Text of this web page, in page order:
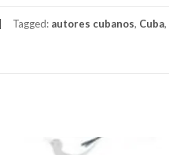
Tagged: autores cubanos, Cuba,